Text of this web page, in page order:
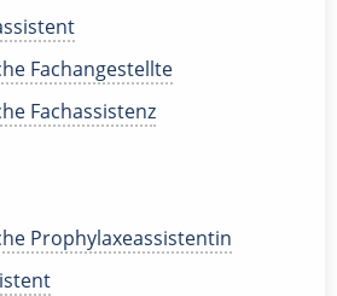
Fachangestellte
Fachassistenz
Prophylaxeassistentin